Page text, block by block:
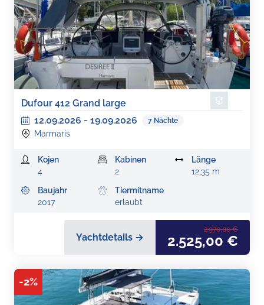
Dufour 412 Grand large
12.09.2026 - 19.09.2026 7 Nächte
Marmaris
Kojen
4
Kabinen
2
Länge
12,35 m
Baujahr
2017
Tiermitname
erlaubt
Yachtdetails →
2.970,00 €
2.525,00 €
-2%